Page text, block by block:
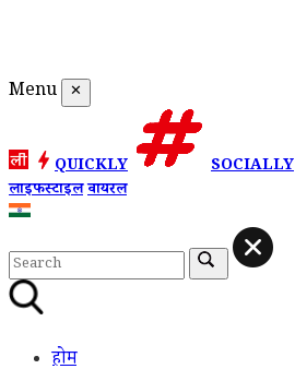
Menu ✕
QUICKLY SOCIALLY
लाइफस्टाइलवायरल
होम